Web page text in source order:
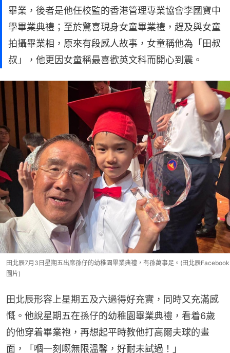
畢業，後者是他任校監的香港管理專業協會李國寶中
學畢業典禮；至於驚喜現身女童畢業禮，趕及與女童
拍攝畢業相，原來有段感人故事，女童稱他為「田叔
叔」，他更因女童稱最喜歡英文科而開心到震。
田北辰7月3日星期五出席孫仔的幼稚園畢業典禮，有孫萬事足。(田北辰Facebook
圖片)
田北辰形容上星期五及六過得好充實，同時又充滿感
慨。他說星期五在孫仔的幼稚園畢業典禮，看着6歲
的他穿着畢業袍，再想起平時教他打高爾夫球的畫
面，「嗰一刻嘅無限溫馨，好耐未試過！」